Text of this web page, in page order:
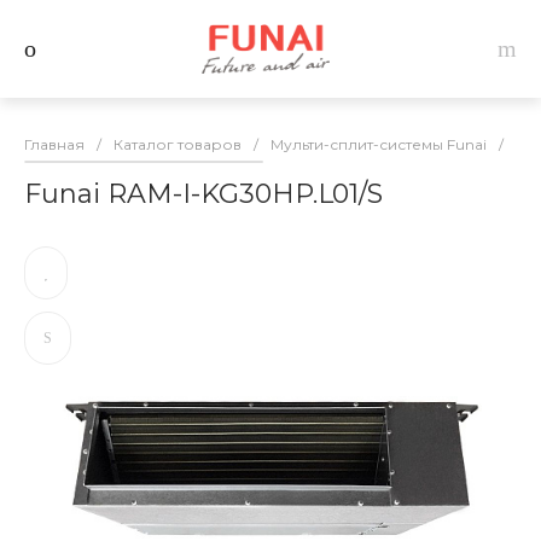
Главная / Каталог товаров / Мульти-сплит-системы Funai /
Funai RAM-I-KG30HP.L01/S